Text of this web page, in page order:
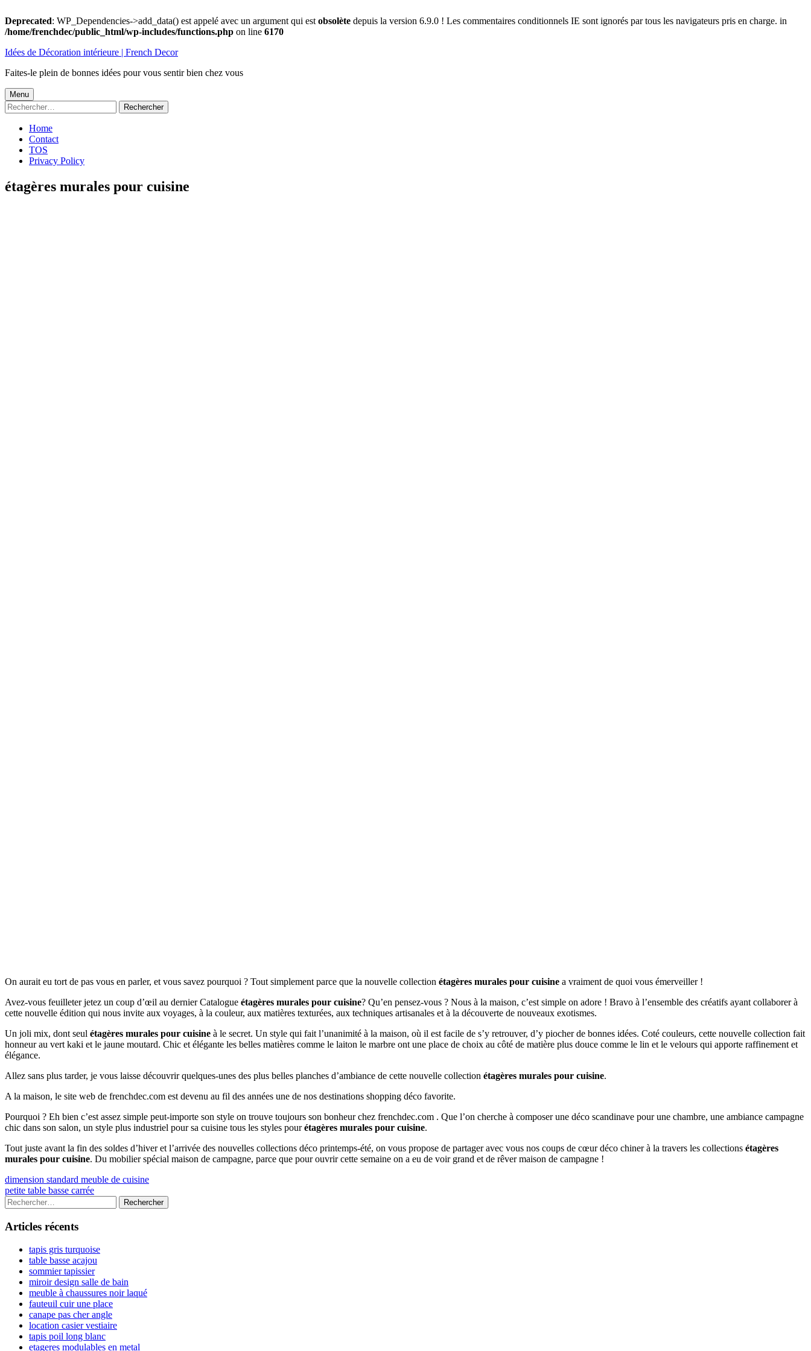
Deprecated: WP_Dependencies->add_data() est appelé avec un argument qui est obsolète depuis la version 6.9.0 ! Les commentaires conditionnels IE sont ignorés par tous les navigateurs pris en charge. in
/home/frenchdec/public_html/wp-includes/functions.php on line 6170
au
Idées de Décoration intérieure | French Decor
Faites-le plein de bonnes idées pour vous sentir bien chez vous
Menu
principal
Menu
Rechercher :
Home
Contact
TOS
Privacy Policy
étagères murales pour cuisine
On aurait eu tort de pas vous en parler, et vous savez pourquoi ? Tout simplement parce que la nouvelle collection étagères murales pour cuisine a vraiment de quoi vous émerveiller !
Avez-vous feuilleter jetez un coup d’œil au dernier Catalogue étagères murales pour cuisine? Qu’en pensez-vous ? Nous à la maison, c’est simple on adore ! Bravo à l’ensemble des créatifs ayant collaborer à
cette nouvelle édition qui nous invite aux voyages, à la couleur, aux matières texturées, aux techniques artisanales et à la découverte de nouveaux exotismes.
Un joli mix, dont seul étagères murales pour cuisine à le secret. Un style qui fait l’unanimité à la maison, où il est facile de s’y retrouver, d’y piocher de bonnes idées. Coté couleurs, cette nouvelle collection fait
honneur au vert kaki et le jaune moutard. Chic et élégante les belles matières comme le laiton le marbre ont une place de choix au côté de matière plus douce comme le lin et le velours qui apporte raffinement et
élégance.
Allez sans plus tarder, je vous laisse découvrir quelques-unes des plus belles planches d’ambiance de cette nouvelle collection étagères murales pour cuisine.
A la maison, le site web de frenchdec.com est devenu au fil des années une de nos destinations shopping déco favorite.
Pourquoi ? Eh bien c’est assez simple peut-importe son style on trouve toujours son bonheur chez frenchdec.com . Que l’on cherche à composer une déco scandinave pour une chambre, une ambiance campagne
chic dans son salon, un style plus industriel pour sa cuisine tous les styles pourétagères murales pour cuisine.
Tout juste avant la fin des soldes d’hiver et l’arrivée des nouvelles collections déco printemps-été, on vous propose de partager avec vous nos coups de cœur déco chiner à la travers les collections étagères
murales pour cuisine. Du mobilier spécial maison de campagne, parce que pour ouvrir cette semaine on a eu de voir grand et de rêver maison de campagne !
Navigation
de
l’article
Previous
article:
dimension standard meuble de cuisine
Next
article:
petite table basse carrée
Colonne
latérale
principale
Rechercher :
Articles récents
tapis gris turquoise
table basse acajou
sommier tapissier
miroir design salle de bain
meuble à chaussures noir laqué
fauteuil cuir une place
canape pas cher angle
location casier vestiaire
tapis poil long blanc
etageres modulables en metal